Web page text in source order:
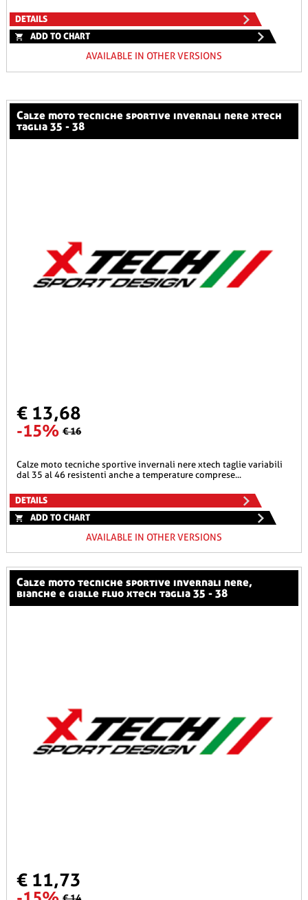
DETAILS
ADD TO CHART
AVAILABLE IN OTHER VERSIONS
calze moto tecniche sportive invernali nere xtech
taglia 35 - 38
€ 13,68
-15% € 16
calze moto tecniche sportive invernali nere xtech taglie variabili
dal 35 al 46 resistenti anche a temperature comprese...
DETAILS
ADD TO CHART
AVAILABLE IN OTHER VERSIONS
calze moto tecniche sportive invernali nere,
bianche e gialle fluo xtech taglia 35 - 38
€ 11,73